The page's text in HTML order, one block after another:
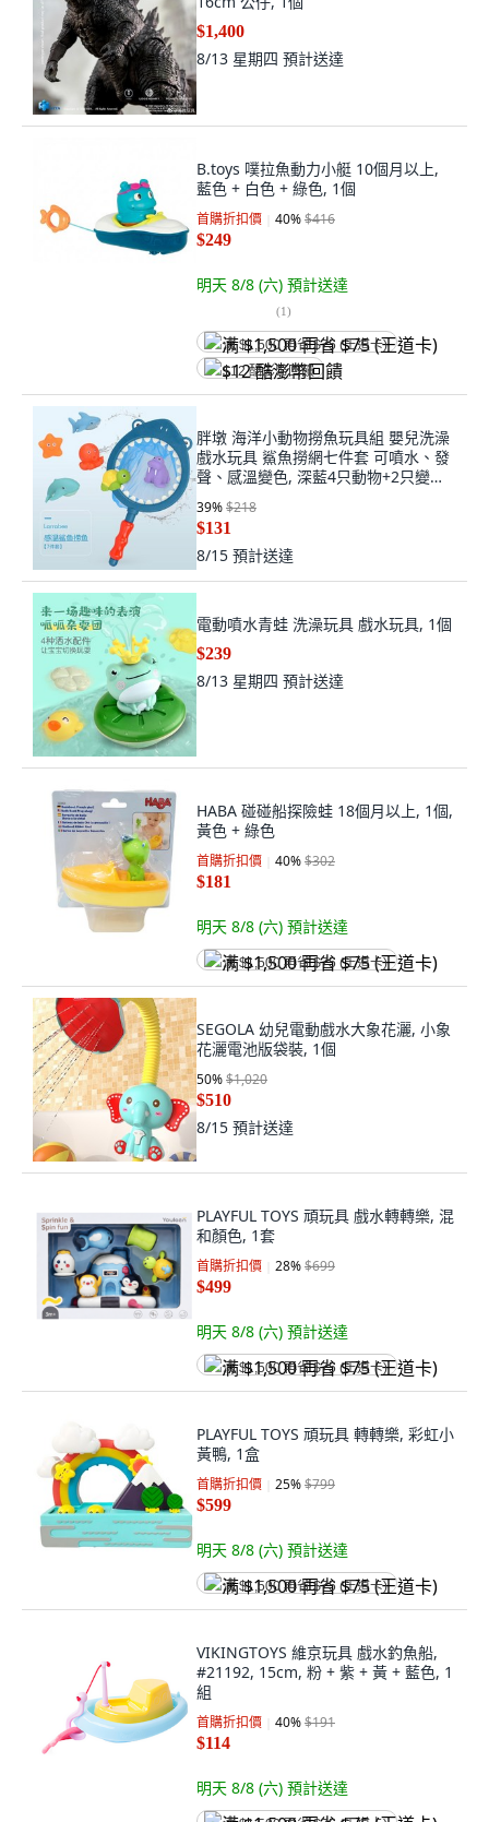
$1,400
8/13 星期四 預計送達
B.toys 噗拉魚動力小艇 10個月以上,
藍色 + 白色 + 綠色, 1個
首購折扣價 40%$416
$249
明天 8/8 (六) 預計送達
(1)
满 $1,500 再省 $75 (王道卡)
$12 酷澎幣回饋
胖墩 海洋小動物撈魚玩具組 嬰兒洗澡
戲水玩具 鯊魚撈網七件套 可噴水、發
聲、感溫變色, 深藍4只動物+2只變色
動物, 1個
39%$218
$131
8/15 預計送達
電動噴水青蛙 洗澡玩具 戲水玩具, 1個
$239
8/13 星期四 預計送達
HABA 碰碰船探險蛙 18個月以上, 1個,
黃色 + 綠色
首購折扣價 40%$302
$181
明天 8/8 (六) 預計送達
满 $1,500 再省 $75 (王道卡)
SEGOLA 幼兒電動戲水大象花灑, 小象
花灑電池版袋裝, 1個
50%$1,020
$510
8/15 預計送達
PLAYFUL TOYS 頑玩具 戲水轉轉樂, 混
和顏色, 1套
首購折扣價 28%$699
$499
明天 8/8 (六) 預計送達
满 $1,500 再省 $75 (王道卡)
PLAYFUL TOYS 頑玩具 轉轉樂, 彩虹小
黃鴨, 1盒
首購折扣價 25%$799
$599
明天 8/8 (六) 預計送達
满 $1,500 再省 $75 (王道卡)
VIKINGTOYS 維京玩具 戲水釣魚船,
#21192, 15cm, 粉 + 紫 + 黃 + 藍色, 1
組
首購折扣價 40%$191
$114
明天 8/8 (六) 預計送達